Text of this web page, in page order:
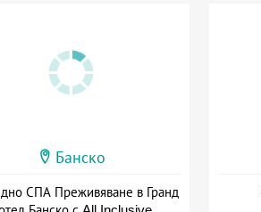
Банско
СПА Преживяване в Гранд